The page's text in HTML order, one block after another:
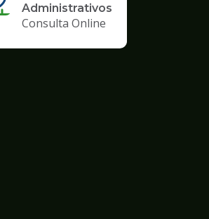
Administrativos
Consulta Online